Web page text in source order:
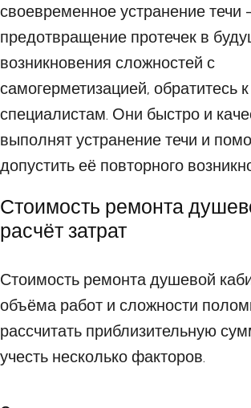
своевременное устранение течи
предотвращение протечек в
возникновения сложностей с
самогерметизацией, обратитесь
специалистам. Они быстро и
выполнят устранение течи и
допустить её повторного
Стоимость ремонта
расчёт затрат
Стоимость ремонта душевой
объёма работ и сложности
рассчитать приблизительную
учесть несколько факторов.